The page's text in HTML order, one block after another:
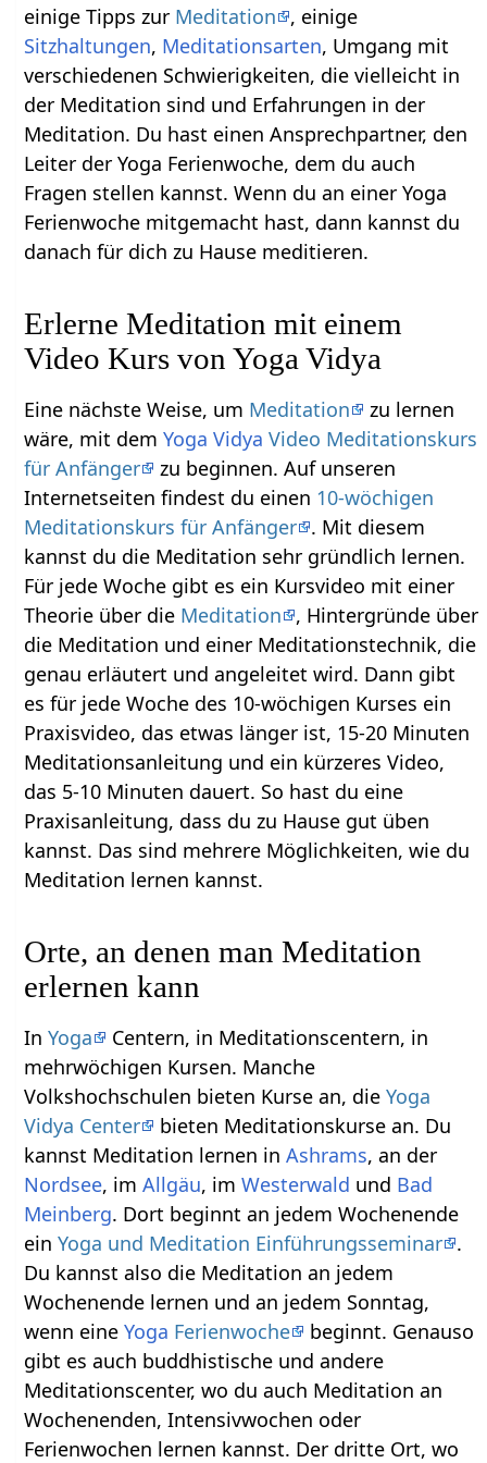
einige Tipps zur Meditation
, einige
Sitzhaltungen, Meditationsarten, Umgang mit
verschiedenen Schwierigkeiten, die vielleicht in
der Meditation sind und Erfahrungen in der
Meditation. Du hast einen Ansprechpartner, den
Leiter der Yoga Ferienwoche, dem du auch
Fragen stellen kannst. Wenn du an einer Yoga
Ferienwoche mitgemacht hast, dann kannst du
danach für dich zu Hause meditieren.
Erlerne Meditation mit einem
Video Kurs von Yoga Vidya
Eine nächste Weise, um Meditation
zu lernen
wäre, mit demYoga Vidya Video Meditationskurs
für Anfänger
zu beginnen. Auf unseren
Internetseiten findest du einen 10-wöchigen
Meditationskurs für Anfänger . Mit diesem
kannst du die Meditation sehr gründlich lernen.
Für jede Woche gibt es ein Kursvideo mit einer
Theorie über die Meditation
, Hintergründe über
die Meditation und einer Meditationstechnik, die
genau erläutert und angeleitet wird. Dann gibt
es für jede Woche des 10-wöchigen Kurses ein
Praxisvideo, das etwas länger ist, 15-20 Minuten
Meditationsanleitung und ein kürzeres Video,
das 5-10 Minuten dauert. So hast du eine
Praxisanleitung, dass du zu Hause gut üben
kannst. Das sind mehrere Möglichkeiten, wie du
Meditation lernen kannst.
Orte, an denen man Meditation
erlernen kann
InYoga
Centern, in Meditationscentern, in
mehrwöchigen Kursen. Manche
Volkshochschulen bieten Kurse an, dieYoga
Vidya Center
bieten Meditationskurse an. Du
kannst Meditation lernen inAshrams, an der
Nordsee, imAllgäu, imWesterwald und Bad
Meinberg. Dort beginnt an jedem Wochenende
einYoga und Meditation Einführungsseminar .
Du kannst also die Meditation an jedem
Wochenende lernen und an jedem Sonntag,
wenn eineYoga Ferienwoche
beginnt. Genauso
gibt es auch buddhistische und andere
Meditationscenter, wo du auch Meditation an
Wochenenden, Intensivwochen oder
Ferienwochen lernen kannst. Der dritte Ort, wo